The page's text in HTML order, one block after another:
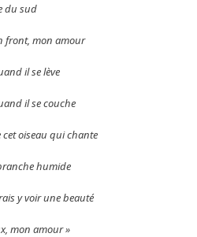
du sud
front, mon amour
il se lève
il se couche
cet oiseau qui chante
humide
y voir une beauté
mon amour »